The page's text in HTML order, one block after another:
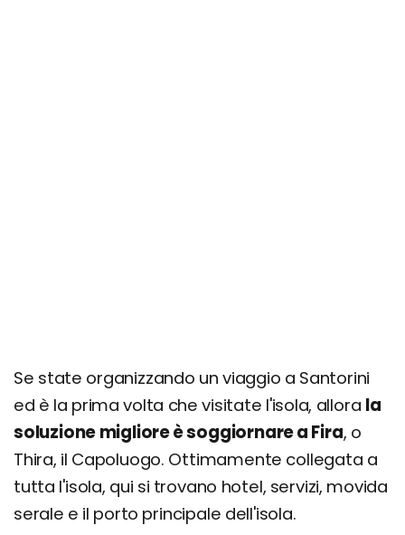
Se state organizzando un viaggio a Santorini
ed è la prima volta che visitate l'isola, allora la
soluzione migliore è soggiornare a Fira, o
Thira, il Capoluogo. Ottimamente collegata a
tutta l'isola, qui si trovano hotel, servizi, movida
serale e il porto principale dell'isola.